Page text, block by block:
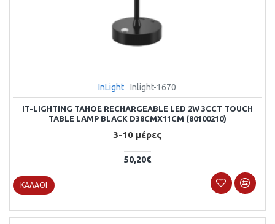
InLight Inlight-1670
IT-LIGHTING TAHOE RECHARGEABLE LED 2W 3CCT TOUCH
TABLE LAMP BLACK D38CMX11CM (80100210)
3-10 μέρες
50,20€
ΚΑΛΆΘΙ